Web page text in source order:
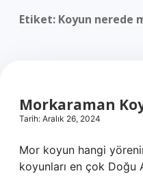
Yasal Uyarı
Etiket: Koyun nerede
Morkaraman
Tarih: Aralık 26, 2024
Mor koyun hangi
koyunları en çok Doğu